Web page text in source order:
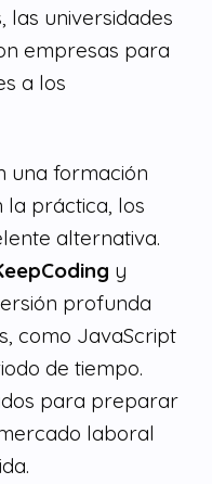
las universidades
empresas para
a los
una formación
la práctica, los
alternativa.
y
profunda
como JavaScript
de tiempo.
para preparar
laboral